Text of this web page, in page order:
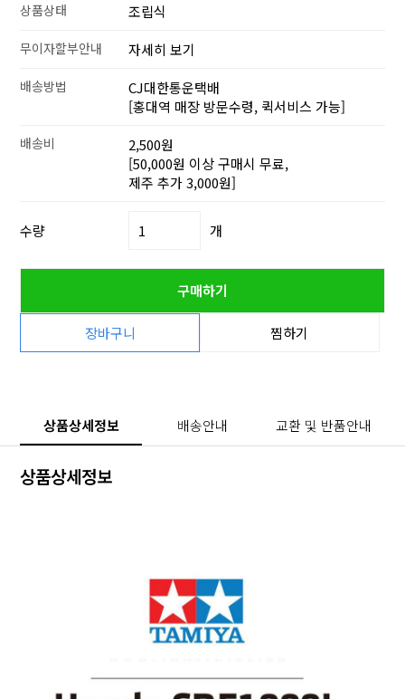
상품상태 조립식
무이자할부안내 자세히 보기
배송방법
CJ대한통운택배
[홍대역 매장 방문수령, 퀵서비스 가능]
배송비
2,500원
[50,000원 이상 구매시 무료,
제주 추가 3,000원]
수량 개
구매하기
장바구니 찜하기
상품상세정보 배송안내 교환 및 반품안내
상품상세정보